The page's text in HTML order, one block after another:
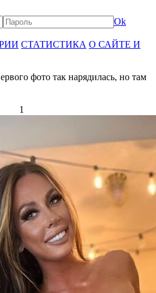
Ok
СТАТИСТИКА О САЙТЕ И
фото так нарядилась, но там
1